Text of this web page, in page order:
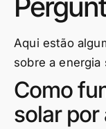
Aqui estão
sobre a energia
Como
solar por